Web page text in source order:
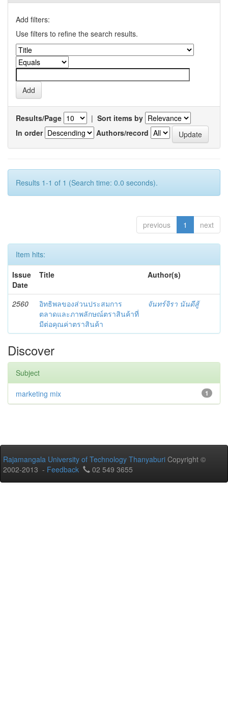
Add filters:
Use filters to refine the search results.
Results/Page | Sort items by
In order
Authors/record
Results 1-1 of 1 (Search time: 0.0 seconds).
previous 1 next
Item hits:
Issue
Date
Title Author(s)
2560
อิทธิพลของส่วนประสมการ
ตลาดและภาพลักษณ์ตราสินค้าที่
มีต่อคุณค่าตราสินค้า
จันทร์จิรา นันดีสู้
Discover
Subject
1
marketing mix
Rajamangala University of Technology Thanyaburi Copyright ©
2002-2013 - Feedback 02 549 3655